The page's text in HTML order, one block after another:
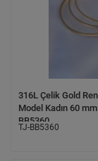
316L Çelik Gold Renk
Model Kadın 60
BB5360
TJ-BB5360